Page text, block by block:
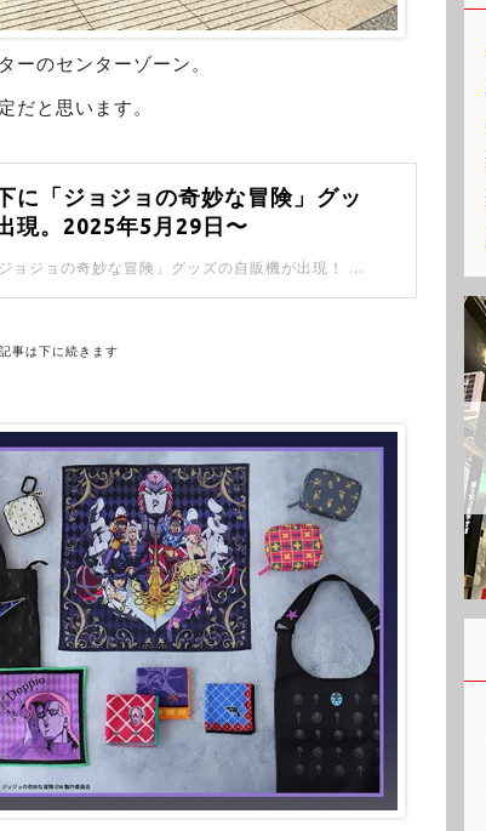
ーのセンターゾーン。
だと思います。
に「ジョジョの奇妙な冒険」グッ
現。2025年5月29日〜
池袋駅西口地下に「ジョジョの奇妙な冒険」グッズの自販機が出現！ ジョジョはシリーズでたくさんあるけど、「ストーンオーシャン」にフォーカスされてるみたい。
事は下に続きます